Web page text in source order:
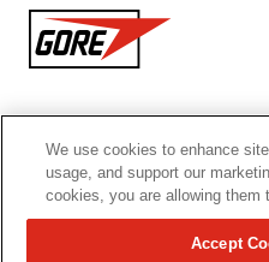
Gore
网站地图
Cookie设置
We use cookies to enhance
usage, and support our
cookies, you are allowing them
Accept